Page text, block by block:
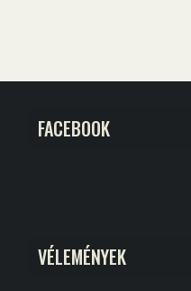
FACEBOOK
VÉLEMÉNYEK